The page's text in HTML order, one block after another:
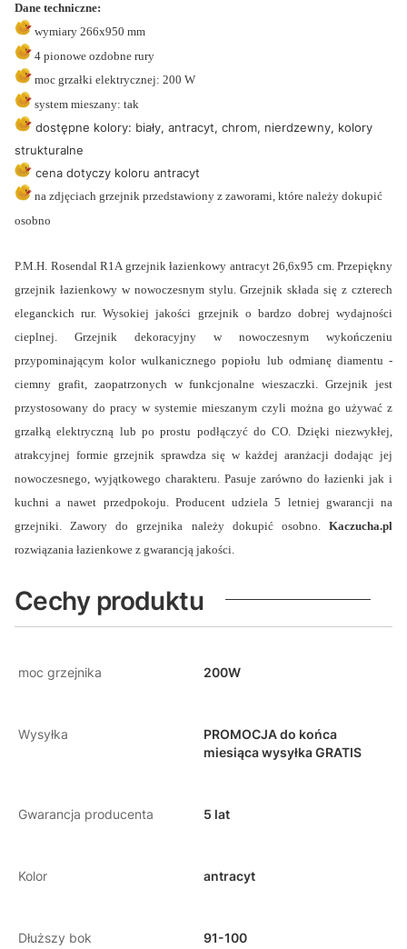
Dane techniczne:
wymiary 266x950 mm
4 pionowe ozdobne rury
moc grzałki elektrycznej: 200 W
system mieszany: tak
dostępne kolory: biały, antracyt, chrom, nierdzewny, kolory
strukturalne
cena dotyczy koloru antracyt
na zdjęciach grzejnik przedstawiony z zaworami, które należy dokupić
osobno
P.M.H. Rosendal R1A grzejnik łazienkowy antracyt 26,6x95 cm. Przepiękny
grzejnik łazienkowy w nowoczesnym stylu. Grzejnik składa się z czterech
eleganckich rur. Wysokiej jakości grzejnik o bardzo dobrej wydajności
cieplnej. Grzejnik dekoracyjny w nowoczesnym wykończeniu
przypominającym kolor wulkanicznego popiołu lub odmianę diamentu -
ciemny grafit, zaopatrzonych w funkcjonalne wieszaczki. Grzejnik jest
przystosowany do pracy w systemie mieszanym czyli można go używać z
grzałką elektryczną lub po prostu podłączyć do CO. Dzięki niezwykłej,
atrakcyjnej formie grzejnik sprawdza się w każdej aranżacji dodając jej
nowoczesnego, wyjątkowego charakteru. Pasuje zarówno do łazienki jak i
kuchni a nawet przedpokoju. Producent udziela 5 letniej gwarancji na
grzejniki. Zawory do grzejnika należy dokupić osobno.
Kaczucha.pl
rozwiązania łazienkowe z gwarancją jakości.
Cechy produktu
moc grzejnika 200W
Wysyłka
PROMOCJA do końca
miesiąca wysyłka GRATIS
Gwarancja producenta 5 lat
Kolor antracyt
Dłuższy bok 91-100